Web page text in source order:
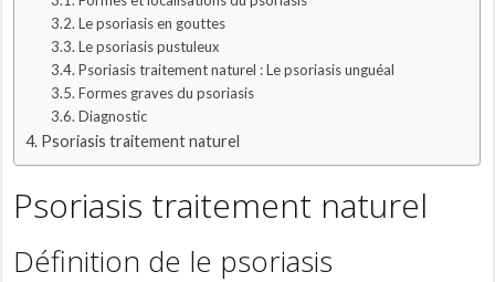
Le psoriasis en gouttes
Le psoriasis pustuleux‍
Psoriasis traitement naturel : Le psoriasis unguéal
Formes graves du psoriasis
Diagnostic
Psoriasis traitement naturel
Psoriasis traitement naturel
Définition de le psoriasis